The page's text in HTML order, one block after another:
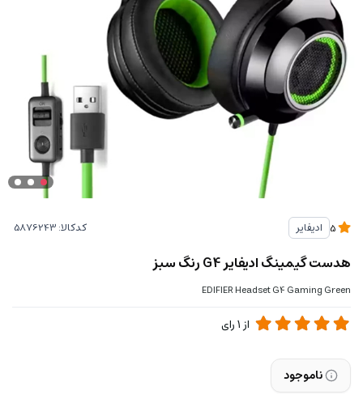
ادیفایر کدکالا:
هدست گیمینگ ادیفایر G4 رنگ سبز
EDIFIER Headset G4 Gaming Green
از 1رای
ناموجود